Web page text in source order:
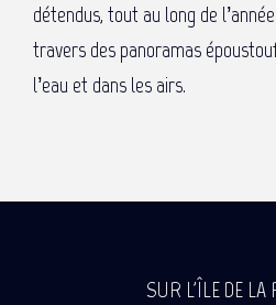
détendus, tout au long de
travers des panoramas
l’eau et dans les airs.
SUR L'ÎLE DE LA